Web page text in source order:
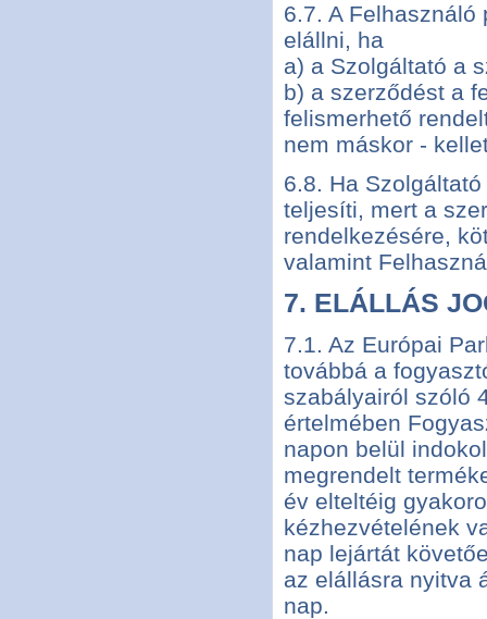
6.7. A
elállni, ha
a) a Szolgáltató a
b) a szerződést a
felismerhető
nem máskor -
6.8. Ha
teljesíti, mert a
rendelkezésére,
valamint
7. ELÁLLÁS
7.1. Az Európai
továbbá a
szabályairól szóló
értelmében
napon belül
megrendelt
év elteltéig
kézhezvételének
nap lejártát
az elállásra nyitva
nap.